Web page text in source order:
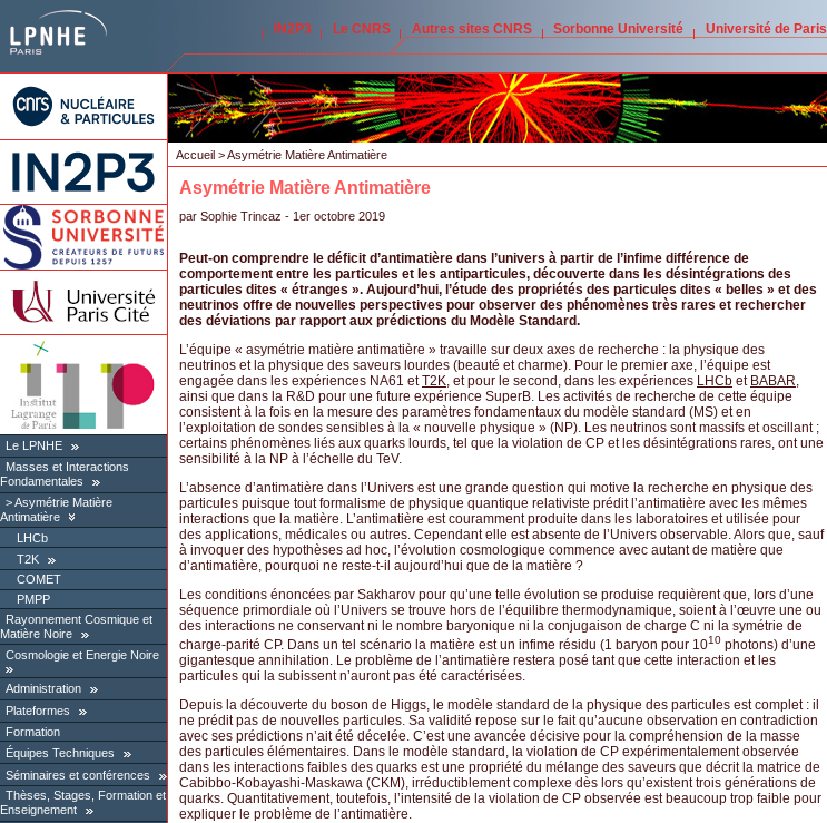
IN2P3 Le CNRS Autres sites CNRS Sorbonne Université Université de Paris
Le LPNHE
Masses et Interactions
Fondamentales
Asymétrie Matière
Antimatière
LHCb
T2K
COMET
PMPP
Rayonnement Cosmique et
Matière Noire
Cosmologie et Energie Noire
Administration
Plateformes
Formation
Équipes Techniques
Séminaires et conférences
Thèses, Stages, Formation et
Enseignement
Accueil > Asymétrie Matière Antimatière
Asymétrie Matière Antimatière
par Sophie Trincaz - 1er octobre 2019
Peut-on comprendre le déficit d’antimatière dans l’univers à partir de l’infime différence de
comportement entre les particules et les antiparticules, découverte dans les désintégrations des
particules dites « étranges ». Aujourd’hui, l’étude des propriétés des particules dites « belles » et des
neutrinos offre de nouvelles perspectives pour observer des phénomènes très rares et rechercher
des déviations par rapport aux prédictions du Modèle Standard.
L’équipe « asymétrie matière antimatière » travaille sur deux axes de recherche : la physique des
neutrinos et la physique des saveurs lourdes (beauté et charme). Pour le premier axe, l’équipe est
engagée dans les expériences NA61 etT2K, et pour le second, dans les expériences LHCb et BABAR,
ainsi que dans la R&D pour une future expérience SuperB. Les activités de recherche de cette équipe
consistent à la fois en la mesure des paramètres fondamentaux du modèle standard (MS) et en
l’exploitation de sondes sensibles à la « nouvelle physique » (NP). Les neutrinos sont massifs et oscillant ;
certains phénomènes liés aux quarks lourds, tel que la violation de CP et les désintégrations rares, ont une
sensibilité à la NP à l’échelle du TeV.
L’absence d’antimatière dans l’Univers est une grande question qui motive la recherche en physique des
particules puisque tout formalisme de physique quantique relativiste prédit l’antimatière avec les mêmes
interactions que la matière. L’antimatière est couramment produite dans les laboratoires et utilisée pour
des applications, médicales ou autres. Cependant elle est absente de l’Univers observable. Alors que, sauf
à invoquer des hypothèses ad hoc, l’évolution cosmologique commence avec autant de matière que
d’antimatière, pourquoi ne reste-t-il aujourd’hui que de la matière ?
Les conditions énoncées par Sakharov pour qu’une telle évolution se produise requièrent que, lors d’une
séquence primordiale où l’Univers se trouve hors de l’équilibre thermodynamique, soient à l’œuvre une ou
des interactions ne conservant ni le nombre baryonique ni la conjugaison de charge C ni la symétrie de
charge-parité CP. Dans un tel scénario la matière est un infime résidu (1 baryon pour 1010 photons) d’une
gigantesque annihilation. Le problème de l’antimatière restera posé tant que cette interaction et les
particules qui la subissent n’auront pas été caractérisées.
Depuis la découverte du boson de Higgs, le modèle standard de la physique des particules est complet : il
ne prédit pas de nouvelles particules. Sa validité repose sur le fait qu’aucune observation en contradiction
avec ses prédictions n’ait été décelée. C’est une avancée décisive pour la compréhension de la masse
des particules élémentaires. Dans le modèle standard, la violation de CP expérimentalement observée
dans les interactions faibles des quarks est une propriété du mélange des saveurs que décrit la matrice de
Cabibbo-Kobayashi-Maskawa (CKM), irréductiblement complexe dès lors qu’existent trois générations de
quarks. Quantitativement, toutefois, l’intensité de la violation de CP observée est beaucoup trop faible pour
expliquer le problème de l’antimatière.